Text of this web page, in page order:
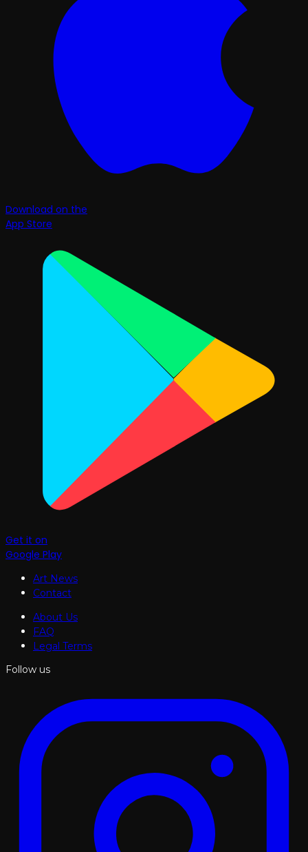
Download on the
App Store
Get it on
Google Play
Art News
Contact
About Us
FAQ
Legal Terms
Follow us